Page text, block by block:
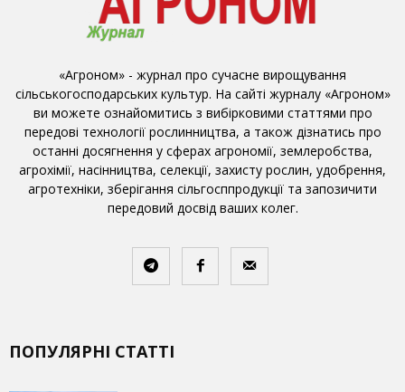
«Агроном» - журнал про сучасне вирощування
сільськогосподарських культур. На сайті журналу «Агроном»
ви можете ознайомитись з вибірковими статтями про
передові технології рослинництва, а також дізнатись про
останні досягнення у сферах агрономії, землеробства,
агрохімії, насінництва, селекції, захисту рослин, удобрення,
агротехніки, зберігання сільгосппродукції та запозичити
передовий досвід ваших колег.
ПОПУЛЯРНІ СТАТТІ